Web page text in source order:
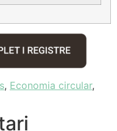
, Economia circular,